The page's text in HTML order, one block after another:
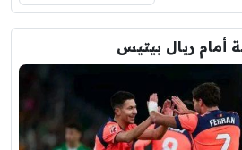
أمام ريال بيتيس